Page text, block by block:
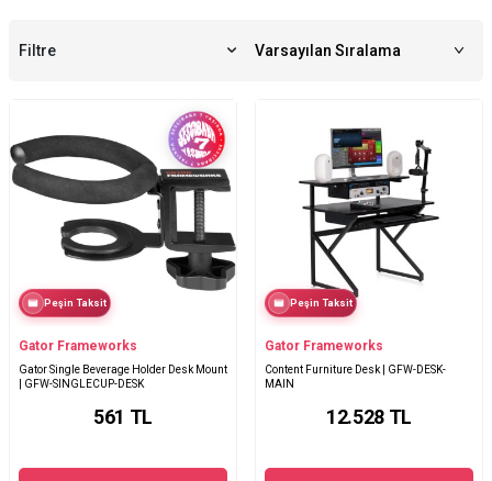
Filtre
Peşin Taksit
Gator Frameworks
Gator Single Beverage Holder Desk Mount
| GFW-SINGLECUP-DESK
561 TL
Peşin Taksit
Gator Frameworks
Content Furniture Desk | GFW-DESK-
MAIN
12.528TL